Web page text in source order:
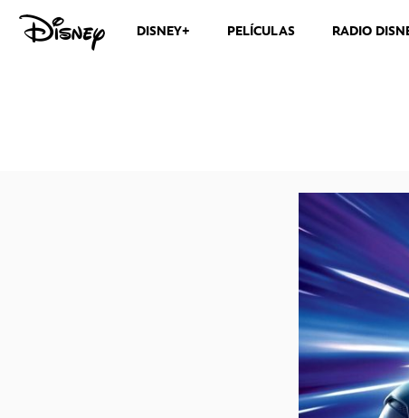
DISNEY+ PELÍCULAS RADIO